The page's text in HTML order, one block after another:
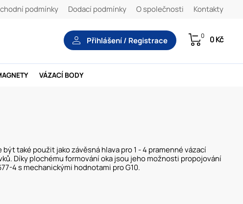
podmínky Dodací podmínky O společnosti Kontakty
Přihlášení / Registrace 0 0 Kč
VÁZACÍ BODY
také použit jako závěsná hlava pro 1 - 4 pramenné vázací
Díky plochému formování oka jsou jeho možnosti propojování
4 s mechanickými hodnotami pro G10.